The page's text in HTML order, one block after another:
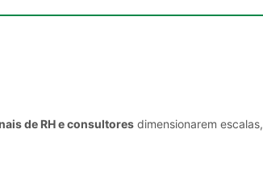
de RH e consultores dimensionarem escalas,